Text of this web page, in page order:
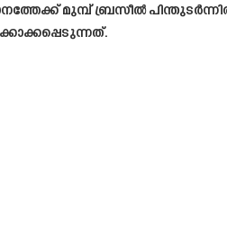
മുമ്പ് ബ്രസീൽ